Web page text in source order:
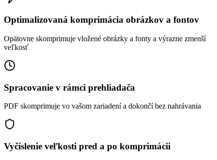
Optimalizovaná komprimácia obrázkov a fontov
Opätovne skomprimuje vložené obrázky a fonty a výrazne zmenší
veľkosť
Spracovanie v rámci prehliadača
PDF skomprimuje vo vašom zariadení a dokončí bez nahrávania
Vyčíslenie veľkosti pred a po komprimácii